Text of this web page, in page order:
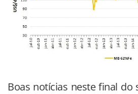
Boas notícias neste final do